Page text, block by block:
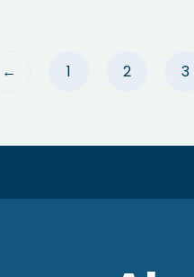
← 1 2 3